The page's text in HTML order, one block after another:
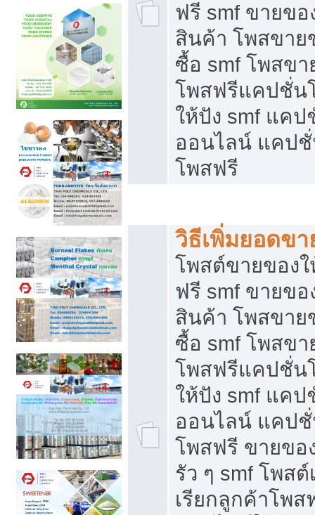
ฟรี smf ขายข
สินค้า โพสขาย
ซื้อ smf โพสข
โพสฟรีแคปชั่น
ให้ปัง smf แค
ออนไลน์ แคป
โพสฟรี
วิธีเพิ่มยอดข
โพสต์ขายของ
ฟรี smf ขายข
สินค้า โพสขาย
ซื้อ smf โพสข
โพสฟรีแคปชั่น
ให้ปัง smf แค
ออนไลน์ แคป
โพสฟรี ขายขอ
รัว ๆ smf โพส
เรียกลูกค้าโพส